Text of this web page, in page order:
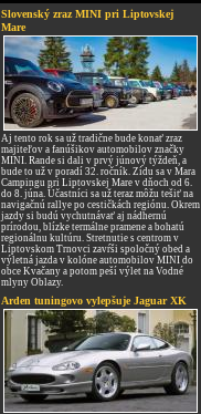
Slovenský zraz MINI pri Liptovskej
Mare
Aj tento rok sa už tradične bude konať zraz
majiteľov a fanúšikov automobilov značky
MINI. Rande si dali v prvý júnový týždeň, a
bude to už v poradí 32. ročník. Zídu sa v Mara
Campingu pri Liptovskej Mare v dňoch od 6.
do 8. júna. Účastníci sa už teraz môžu tešiť na
navigačnú rallye po cestičkách regiónu. Okrem
jazdy si budú vychutnávať aj nádhernú
prírodou, blízke termálne pramene a bohatú
regionálnu kultúru. Stretnutie s centrom v
Liptovskom Trnovci zavŕši spoločný obed a
výletná jazda v kolóne automobilov MINI do
obce Kvačany a potom peší výlet na Vodné
mlyny Oblazy.
Arden tuningovo vylepšuje Jaguar XK